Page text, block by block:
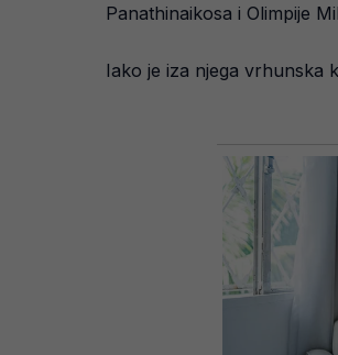
Panathinaikosa i Olimpije
Iako je iza njega vrhunska